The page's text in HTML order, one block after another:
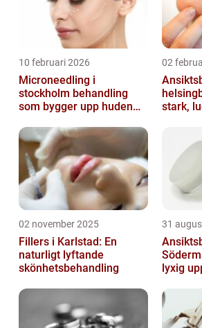
10 februari 2026
Microneedling i
stockholm behandling
som bygger upp huden
02
helsingborg
stark,
02 november 2025
Fillers i Karlstad: En
naturligt lyftande
skönhetsbehandling
31
lyxig